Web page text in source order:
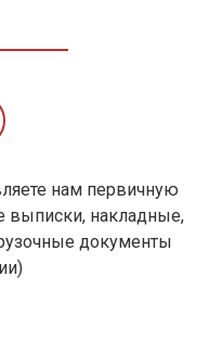
нам первичную
выписки, накладные,
документы